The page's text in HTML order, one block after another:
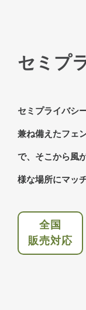
セミプ
セミプライバシ
兼ね備えたフェ
で、そこから風
様な場所にマッ
全国
販売対応